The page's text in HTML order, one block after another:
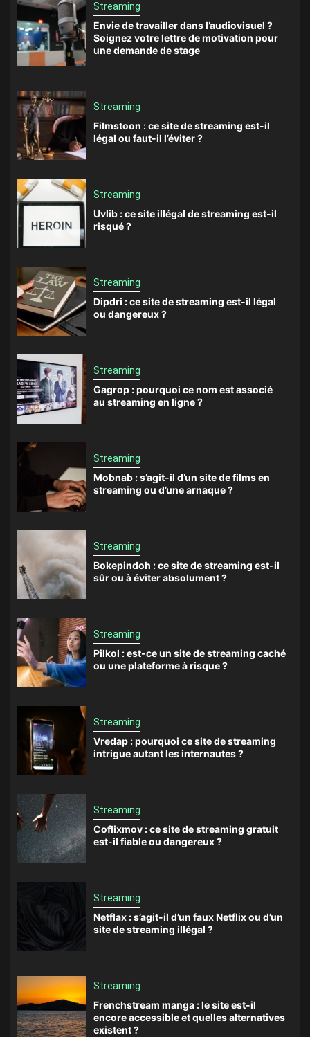
Streaming
Envie de travailler dans l’audiovisuel ?
Soignez votre lettre de motivation pour
une demande de stage
Streaming
Filmstoon : ce site de streaming est-il
légal ou faut-il l’éviter ?
Streaming
Uvlib : ce site illégal de streaming est-il
risqué ?
Streaming
Dipdri : ce site de streaming est-il légal
ou dangereux ?
Streaming
Gagrop : pourquoi ce nom est associé
au streaming en ligne ?
Streaming
Mobnab : s’agit-il d’un site de films en
streaming ou d’une arnaque ?
Streaming
Bokepindoh : ce site de streaming est-il
sûr ou à éviter absolument ?
Streaming
Pilkol : est-ce un site de streaming caché
ou une plateforme à risque ?
Streaming
Vredap : pourquoi ce site de streaming
intrigue autant les internautes ?
Streaming
Coflixmov : ce site de streaming gratuit
est-il fiable ou dangereux ?
Streaming
Netflax : s’agit-il d’un faux Netflix ou d’un
site de streaming illégal ?
Streaming
Frenchstream manga : le site est-il
encore accessible et quelles alternatives
existent ?